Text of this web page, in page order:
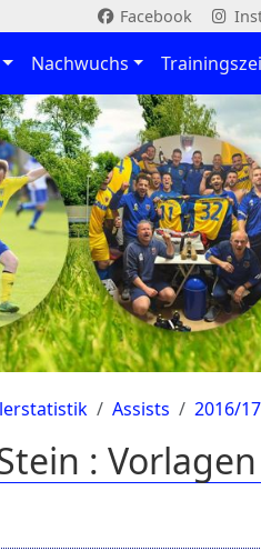
Facebook
Nachwuchs
Assists 2016/17
: